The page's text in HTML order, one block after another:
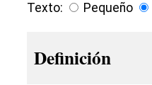
Texto: Pequeño
Definición